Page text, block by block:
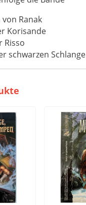
Ranak
Korisande
Risso
schwarzen Schlange